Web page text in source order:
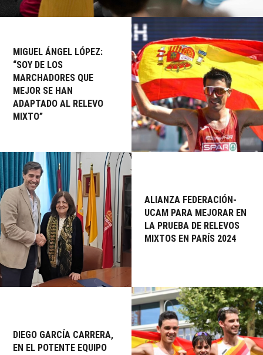
MIGUEL ÁNGEL LÓPEZ:
“SOY DE LOS
MARCHADORES QUE
MEJOR SE HAN
ADAPTADO AL RELEVO
MIXTO”
ALIANZA FEDERACIÓN-
UCAM PARA MEJORAR EN
LA PRUEBA DE RELEVOS
MIXTOS EN PARÍS 2024
DIEGO GARCÍA CARRERA,
EN EL POTENTE EQUIPO